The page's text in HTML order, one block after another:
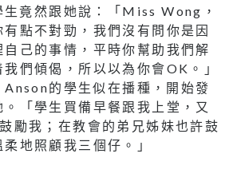
竟然跟她說：「Miss Wong，
點不對勁，我們沒有問你是因
己的事情，平時你幫助我們解
們傾偈，所以以為你會OK。」
Anson的學生似在播種，開始發
「學生買備早餐跟我上堂，又
勵我；在教會的弟兄姊妹也許鼓
地照顧我三個仔。」